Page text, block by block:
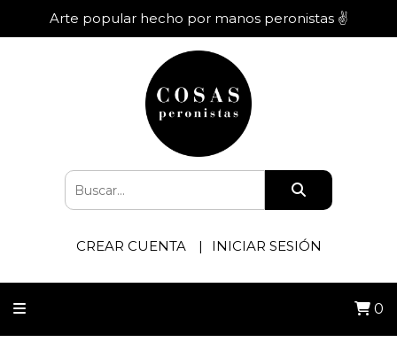
Arte popular hecho por manos peronistas ✌️
CREAR CUENTA INICIAR SESIÓN
0